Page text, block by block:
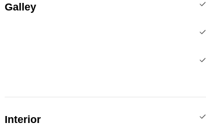
Galley
Interior